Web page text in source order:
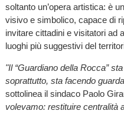
soltanto un’opera artistica: è
visivo e simbolico, capace di
invitare cittadini e visitatori ad
luoghi più suggestivi del
"Il “Guardiano della Rocca”
soprattutto, sta facendo
sottolinea il sindaco Paolo
volevamo: restituire centralità